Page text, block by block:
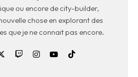
ou encore de city-builder,
chose en explorant des
que je ne connait pas encore.